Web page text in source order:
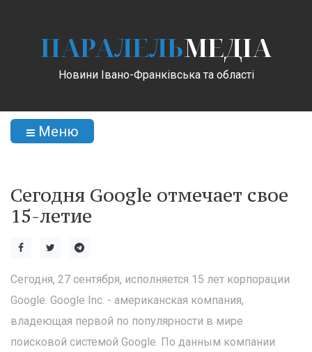
ПАРАЛЕЛЬМЕДІА
Новини Івано-Франківська та області
Меню
Сегодня Google отмечает свое
15-летие
Сегодня, 27 сентября, исполняется 15 лет корпорации
Google. Google Inc. - американская компания,
владеющая первой по популярности в мире
поисковой системой Google. По данным компании